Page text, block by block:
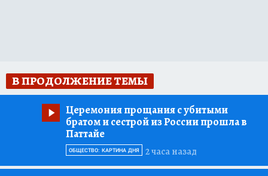
В ПРОДОЛЖЕНИЕ ТЕМЫ
Церемония прощания с убитыми
братом и сестрой из России прошла в
Паттайе
2 часа назад
ОБЩЕСТВО: КАРТИНА ДНЯ